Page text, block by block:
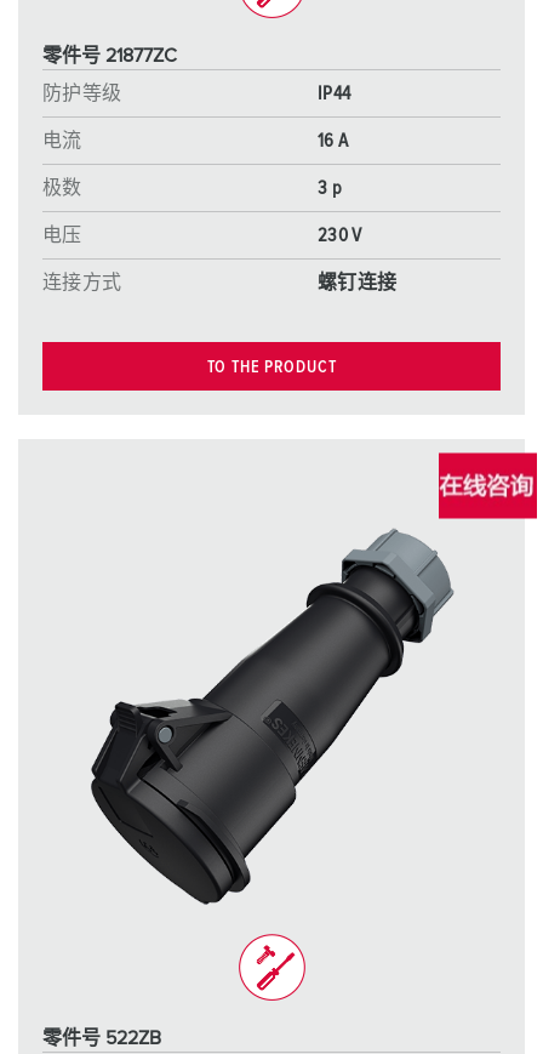
零件号 21877ZC
防护等级
IP44
电流 16 A
极数 3 p
电压 230 V
连接方式 螺钉连接
TO THE PRODUCT
零件号 522ZB